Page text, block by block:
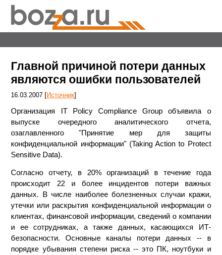
Главной причиной потери данных
являются ошибки пользователей
16.03.2007 [Источник]
Организация IT Policy Compliance Group объявила о
выпуске очередного аналитического отчета,
озаглавленного "Принятие мер для защиты
конфиденциальной информации" (Taking Action to Protect
Sensitive Data).
Согласно отчету, в 20% организаций в течение года
происходит 22 и более инцидентов потери важных
данных. В числе наиболее болезненных случаи кражи,
утечки или раскрытия конфиденциальной информации о
клиентах, финансовой информации, сведений о компании
и ее сотрудниках, а также данных, касающихся ИТ-
безопасности. Основные каналы потери данных -- в
порядке убывания степени риска -- это ПК, ноутбуки и